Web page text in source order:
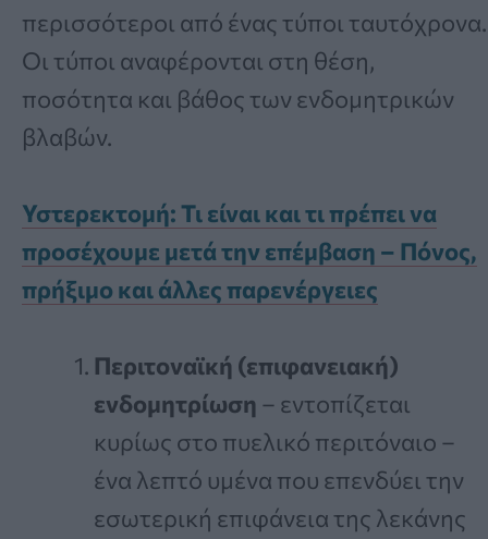
περισσότεροι από ένας τύποι ταυτόχρονα.
Οι τύποι αναφέρονται στη θέση,
ποσότητα και βάθος των ενδομητρικών
βλαβών.
Υστερεκτομή: Τι είναι και τι πρέπει να
προσέχουμε μετά την επέμβαση – Πόνος,
πρήξιμο και άλλες παρενέργειες
Περιτοναϊκή (επιφανειακή)
ενδομητρίωση – εντοπίζεται
κυρίως στο πυελικό περιτόναιο –
ένα λεπτό υμένα που επενδύει την
εσωτερική επιφάνεια της λεκάνης